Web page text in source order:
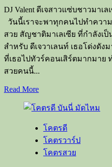
DJ Valent ดีเจสาวแซ่บชาวมา
วันนี้เราจะพาทุกคนไปทำความ
สวย สัญชาติมาเลเซีย ที่กำลังเ
สำหรับ ดีเจวาเลนท์ เธอโด่งดั
ที่เธอไปทัวร์คอนเสิร์ตมากมาย
สวยคนนี้...
Read MoreRead
about
วาร์
DJ
โคตรดี
โคตรวาร์ป
โคตรสวย